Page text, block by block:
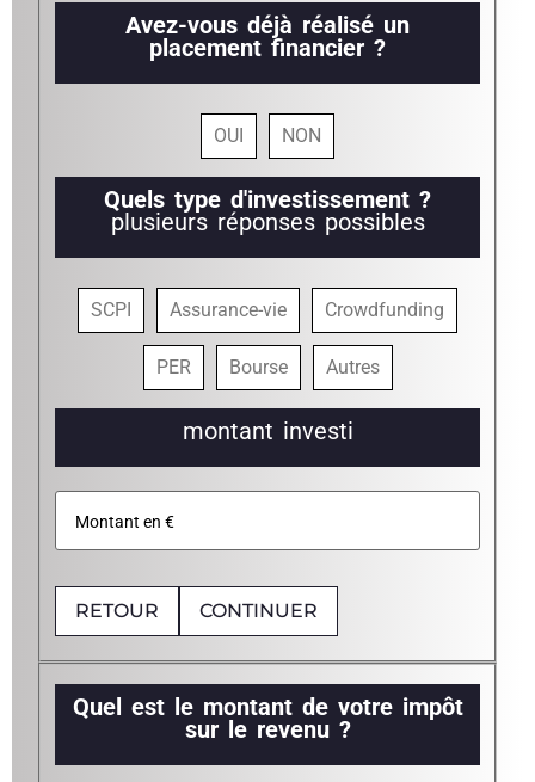
Avez-vous déjà réalisé un
placement financier ?
OUI NON
Quels type d'investissement ?
plusieurs réponses possibles
SCPI Assurance-vie Crowdfunding
PER Bourse Autres
montant investi
RETOUR CONTINUER
Quel est le montant de votre impôt
sur le revenu ?